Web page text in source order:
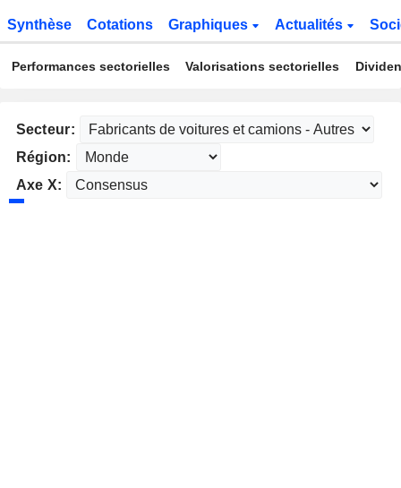
Synthèse Cotations Graphiques Actualités
Performances sectorielles Valorisations sectorielles
Secteur:
Région:
Axe X: